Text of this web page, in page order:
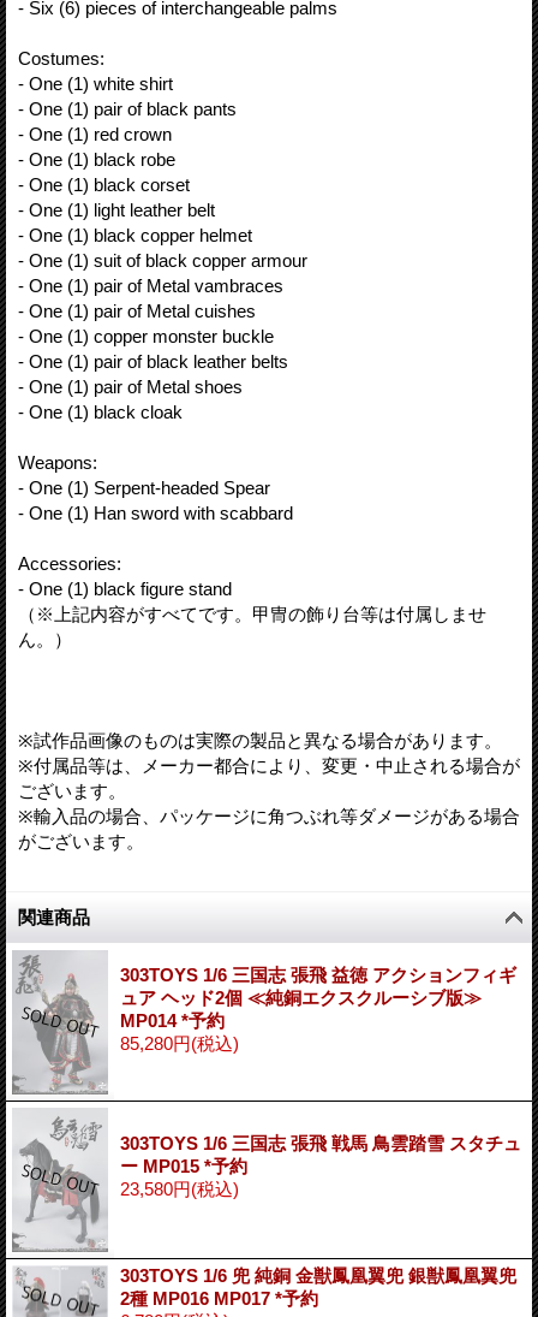
- Six (6) pieces of interchangeable palms
Costumes:
- One (1) white shirt
- One (1) pair of black pants
- One (1) red crown
- One (1) black robe
- One (1) black corset
- One (1) light leather belt
- One (1) black copper helmet
- One (1) suit of black copper armour
- One (1) pair of Metal vambraces
- One (1) pair of Metal cuishes
- One (1) copper monster buckle
- One (1) pair of black leather belts
- One (1) pair of Metal shoes
- One (1) black cloak
Weapons:
- One (1) Serpent-headed Spear
- One (1) Han sword with scabbard
Accessories:
- One (1) black figure stand
（※上記内容がすべてです。甲冑の飾り台等は付属しませ
ん。）
※試作品画像のものは実際の製品と異なる場合があります。
※付属品等は、メーカー都合により、変更・中止される場合が
ございます。
※輸入品の場合、パッケージに角つぶれ等ダメージがある場合
がございます。
関連商品
303TOYS 1/6 三国志 張飛 益徳 アクションフィギ
ュア ヘッド2個 ≪純銅エクスクルーシブ版≫
MP014 *予約
85,280円(税込)
303TOYS 1/6 三国志 張飛 戦馬 鳥雲踏雪 スタチュ
ー MP015 *予約
23,580円(税込)
303TOYS 1/6 兜 純銅 金獣鳳凰翼兜 銀獣鳳凰翼兜
2種 MP016 MP017 *予約